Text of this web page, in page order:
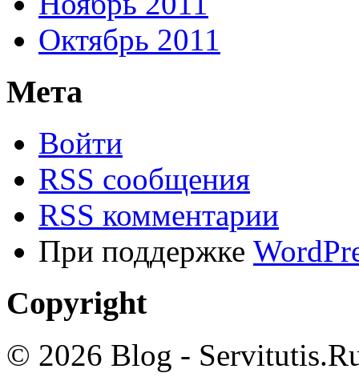
Октябрь 2011
Мета
Войти
RSS сообщения
RSS комментарии
При поддержке
Copyright
© 2026 Blog -